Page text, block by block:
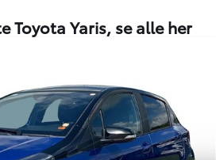
Toyota Yaris,se alle her